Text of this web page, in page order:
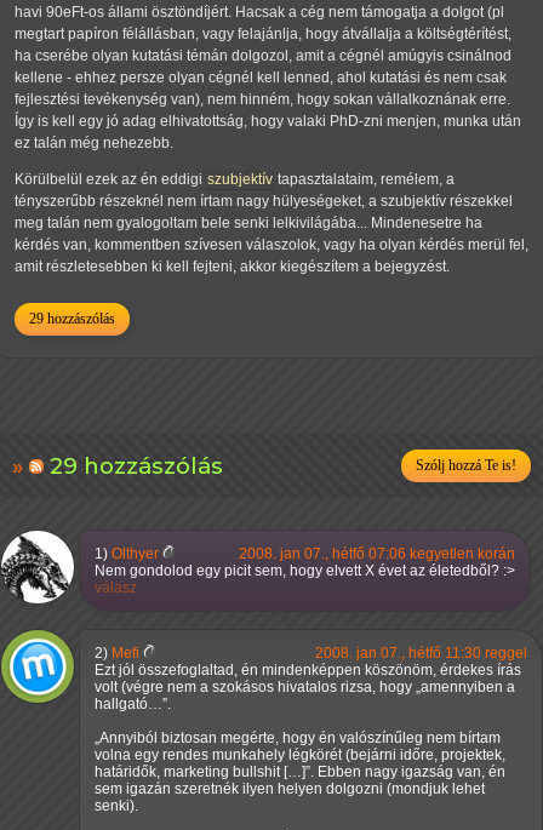
havi 90eFt-os állami ösztöndíjért. Hacsak a cég nem támogatja a dolgot (pl
megtart papíron félállásban, vagy felajánlja, hogy átvállalja a költségtérítést,
ha cserébe olyan kutatási témán dolgozol, amit a cégnél amúgyis csinálnod
kellene - ehhez persze olyan cégnél kell lenned, ahol kutatási és nem csak
fejlesztési tevékenység van), nem hinném, hogy sokan vállalkoznának erre.
Így is kell egy jó adag elhivatottság, hogy valaki PhD-zni menjen, munka után
ez talán még nehezebb.
Körülbelül ezek az én eddigi szubjektív tapasztalataim, remélem, a
tényszerűbb részeknél nem írtam nagy hülyeségeket, a szubjektív részekkel
meg talán nem gyalogoltam bele senki lelkivilágába... Mindenesetre ha
kérdés van, kommentben szívesen válaszolok, vagy ha olyan kérdés merül fel,
amit részletesebben ki kell fejteni, akkor kiegészítem a bejegyzést.
29 hozzászólás
29 hozzászólás Szólj hozzá Te is!
1) Olthyer
2008. jan 07., hétfő 07:06 kegyetlen korán
Nem gondolod egy picit sem, hogy elvett X évet az életedből? :>
válasz
2) Mefi
2008. jan 07., hétfő 11:30 reggel
Ezt jól összefoglaltad, én mindenképpen köszönöm, érdekes írás
volt (végre nem a szokásos hivatalos rizsa, hogy amennyiben a
hallgató… .
Annyiból biztosan megérte, hogy én valószínűleg nem bírtam
volna egy rendes munkahely légkörét (bejárni időre, projektek,
határidők, marketing bullshit […] . Ebben nagy igazság van, én
sem igazán szeretnék ilyen helyen dolgozni (mondjuk lehet
senki).